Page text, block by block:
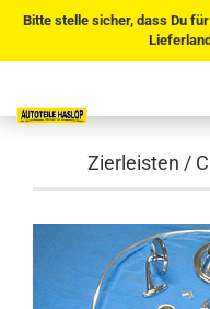
Bitte stelle sicher, dass Du
Zierleisten /